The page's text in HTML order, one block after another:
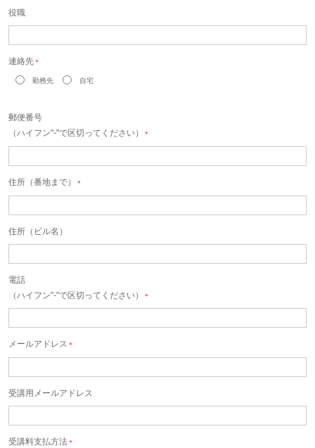
役職
連絡先 ＊
勤務先 自宅
郵便番号
（ハイフン"-"で区切ってください）
＊
住所（番地まで） ＊
住所（ビル名）
電話
（ハイフン"-"で区切ってください）
＊
メールアドレス ＊
受講用メールアドレス
受講料支払方法 ＊